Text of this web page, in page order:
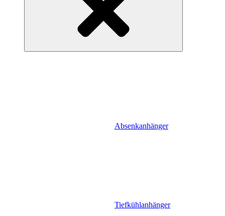
Absenkanhänger
Tiefkühlanhänger